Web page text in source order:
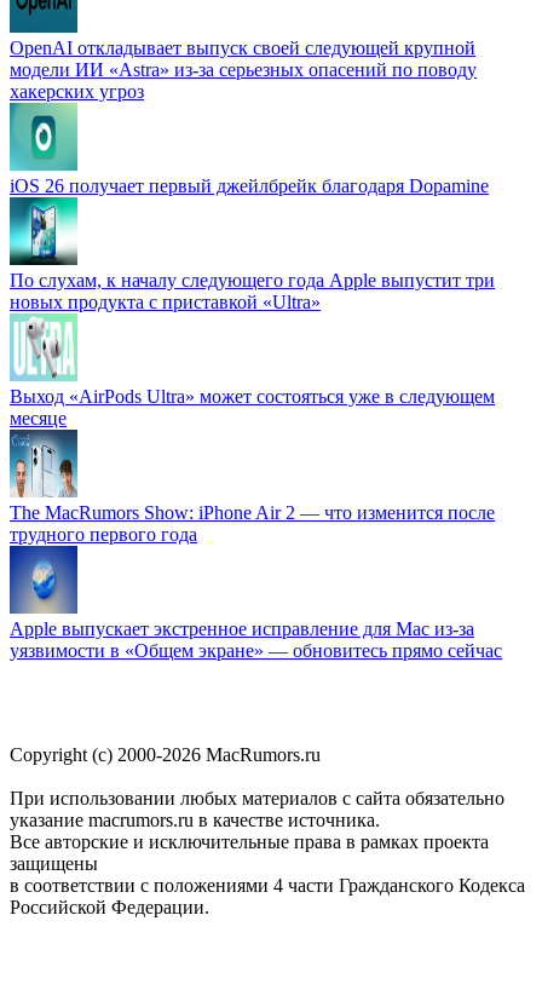
OpenAI откладывает выпуск своей следующей крупной
модели ИИ «Astra» из-за серьезных опасений по поводу
хакерских угроз
iOS 26 получает первый джейлбрейк благодаря Dopamine
По слухам, к началу следующего года Apple выпустит три
новых продукта с приставкой «Ultra»
Выход «AirPods Ultra» может состояться уже в следующем
месяце
The MacRumors Show: iPhone Air 2 — что изменится после
трудного первого года
Apple выпускает экстренное исправление для Mac из-за
уязвимости в «Общем экране» — обновитесь прямо сейчас
Copyright (c) 2000-2026 MacRumors.ru
При использовании любых материалов с сайта обязательно
указание macrumors.ru в качестве источника.
Все авторские и исключительные права в рамках проекта
защищены
в соответствии с положениями 4 части Гражданского Кодекса
Российской Федерации.